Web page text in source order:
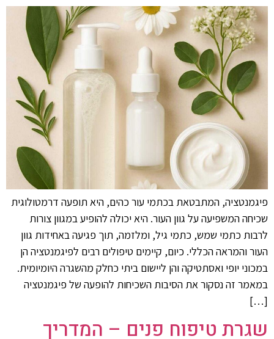
פיגמנטציה, המתבטאת בכתמי עור כהים, היא תופעה דרמטולוגית
שכיחה המשפיעה על גוון העור. היא יכולה להופיע במגוון צורות
לרבות כתמי שמש, כתמי גיל, ומלזמה, תוך פגיעה באחידות גוון
העור והמראה הכללי. כיום, קיימים טיפולים רבים לפיגמנטציה הן
במכוני יופי ואסתטיקה והן ליישום ביתי כחלק מהשגרה היומיומית.
במאמר זה נסקור את הסיבות השכיחות להופעה של פיגמנטציה
[…]
שגרת טיפוח פנים – המדריך